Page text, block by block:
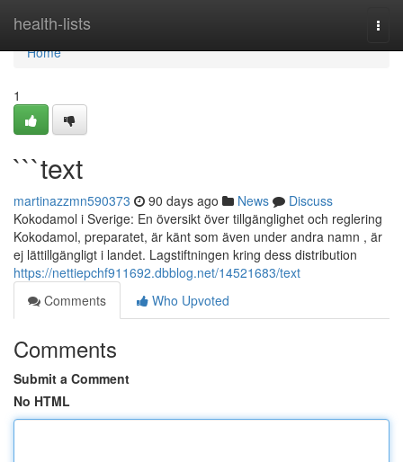
health-lists
Home
Home
1
```text
martinazzmn590373 90 days ago News
Discuss
Kokodamol i Sverige: En översikt över tillgänglighet och reglering
Kokodamol, preparatet, är känt som även under andra namn , är
ej lättillgängligt i landet. Lagstiftningen kring dess distribution
https://nettiepchf911692.dbblog.net/14521683/text
Comments
Who Upvoted
Comments
Submit a Comment
No HTML